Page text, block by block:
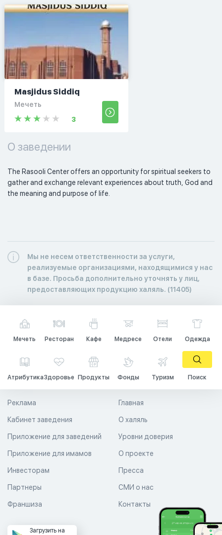
Masjidus Siddiq
Мечеть
3
О заведении
The Rasooli Center offers an opportunity for spiritual seekers to
gather and exchange relevant experiences about truth, God and
the meaning and purpose of life.
Мы не несем ответственности за услуги,
реализуемые организациями, находящимися у нас
в базе. Просьба дополнительно уточнять у лиц,
предоставляющих продукцию халяль. (11405)
Мечеть Ресторан Кафе Медресе Отели Одежда
АтрибутикаЗдоровье Продукты Фонды Туризм Поиск
Главная
О халяль
Уровни доверия
Реклама
Кабинет заведения
Приложение для заведений
Приложение для имамов О проекте
Пресса
СМИ о нас
Контакты
Инвесторам
Партнеры
Франшиза
Загрузить на